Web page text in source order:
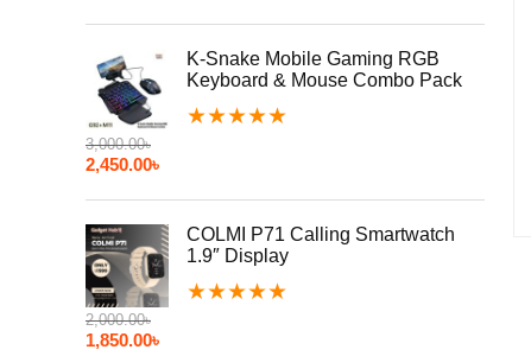
K-Snake Mobile Gaming RGB
Keyboard & Mouse Combo Pack
★★★★★
3,000.00৳
2,450.00৳
COLMI P71 Calling Smartwatch
1.9″ Display
★★★★★
2,000.00৳
1,850.00৳